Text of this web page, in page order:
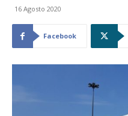
16 Agosto 2020
Facebook